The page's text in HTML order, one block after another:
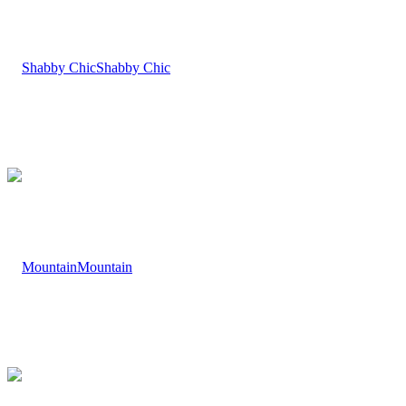
Shabby Chic
Mountain